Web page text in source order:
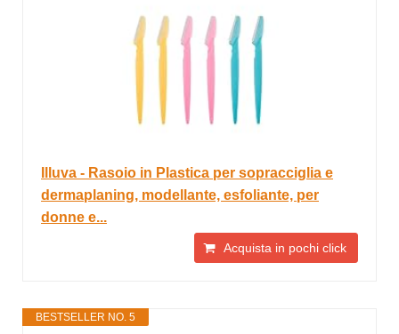
Illuva - Rasoio in Plastica per sopracciglia e
dermaplaning, modellante, esfoliante, per
donne e...
Acquista in pochi click
BESTSELLER NO. 5